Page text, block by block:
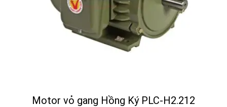
Motor vỏ gang Hồng Ký PLC-H2.212